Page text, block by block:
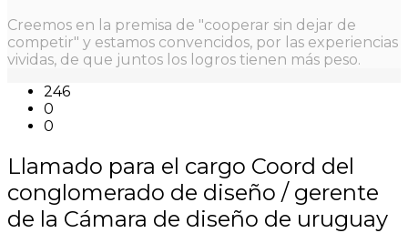
Creemos en la premisa de "cooperar sin dejar de
competir" y estamos convencidos, por las experiencias
vividas, de que juntos los logros tienen más peso.
246
0
0
Llamado para el cargo Coord del
conglomerado de diseño / gerente
de la Cámara de diseño de uruguay